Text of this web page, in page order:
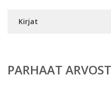
Kirjat
PARHAAT